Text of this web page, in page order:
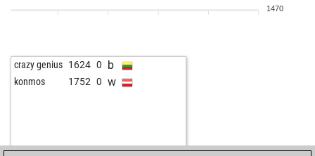
1470
crazy genius 1624 0 b
konmos 1752 0 w